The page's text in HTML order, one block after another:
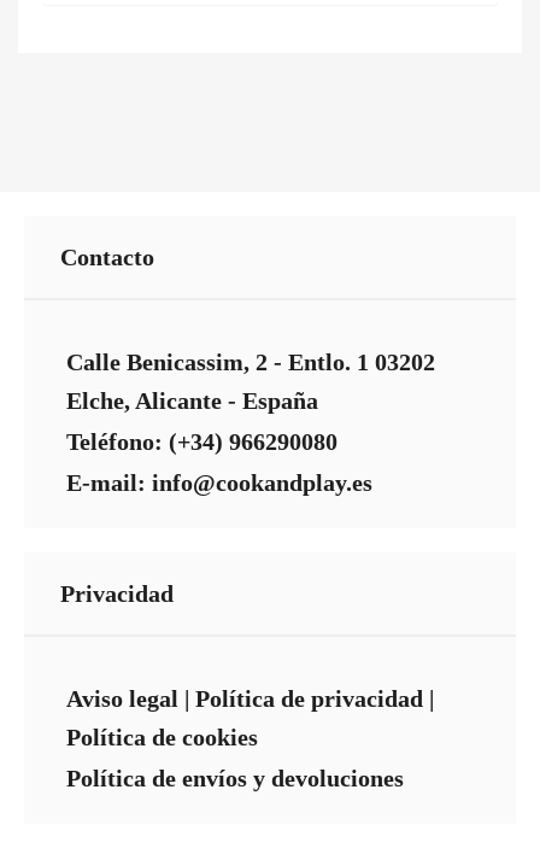
Contacto
Calle Benicassim, 2 - Entlo. 1 03202
Elche, Alicante - España
Teléfono: (+34) 966290080
E-mail: info@cookandplay.es
Privacidad
Aviso legal | Política de privacidad |
Política de cookies
Política de envíos y devoluciones